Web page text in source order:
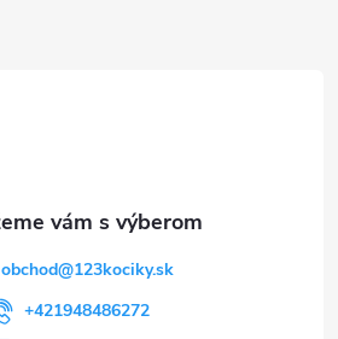
obchod@123kociky.sk
+421948486272